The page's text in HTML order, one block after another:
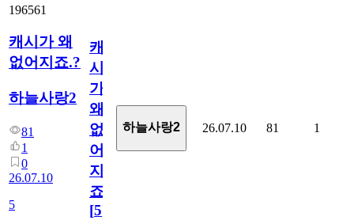
196561
캐시가 왜
없어지죠.?
하늘사랑2
81
1
0
26.07.10
5
캐
시
가
왜
없
어
지
죠.?
[5]
하늘사랑2 26.07.10 81 1